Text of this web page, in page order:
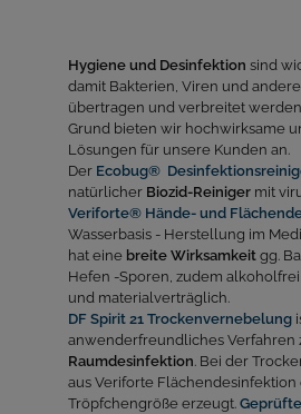
Hygiene und Desinfektion sind
damit Bakterien, Viren und
übertragen und verbreitet
Grund bieten wir hochwirksame
Lösungen für unsere Kunden an.
Der Ecobug®
natürlicher Biozid-Reiniger mit
Veriforte® Hände- und
Wasserbasis - Herstellung im
hat eine breite Wirksamkeit gg.
Hefen -Sporen, zudem
und materialverträglich.
DF Spirit 21 Trockenvernebelung
anwenderfreundliches Verfahren
Raumdesinfektion. Bei der
aus Veriforte
Tröpfchengröße erzeugt.